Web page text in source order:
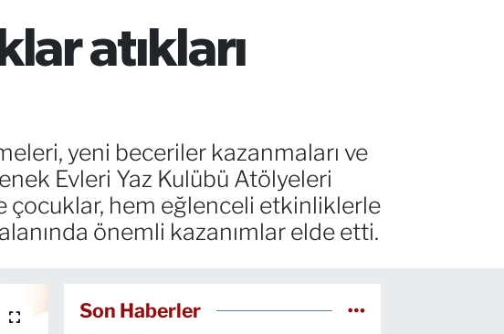
atıkları
yeni beceriler kazanmaları ve
Evleri Yaz Kulübü Atölyeleri
çocuklar, hem eğlenceli etkinliklerle
önemli kazanımlar elde etti.
Son Haberler